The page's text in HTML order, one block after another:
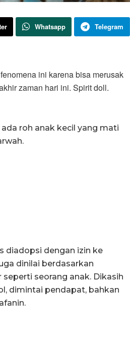
Whatsapp Telegram
ini karena bisa merusak
zaman hari ini. Spirit doll.
roh anak kecil yang mati
diadopsi dengan izin ke
dinilai berdasarkan
seorang anak. Dikasih
dimintai pendapat, bahkan